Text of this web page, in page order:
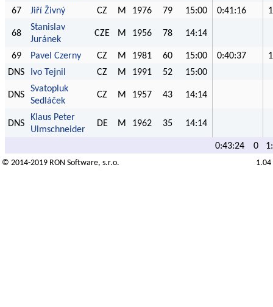
67
Jiří Živný CZ M 1976 79 15:00 0:41:16
68
Stanislav
Juránek
CZE M 1956 78 14:14
69 Pavel Czerny CZ M 1981 60 15:00 0:40:37
DNS
Ivo Tejnil CZ M 1991 52 15:00
DNS
Svatopluk
Sedláček
CZ M 1957 43 14:14
DNS
Klaus Peter
Ulmschneider
DE M 1962 35 14:14
0:43:24 0
© 2014-2019 RON Software, s.r.o. 1.04